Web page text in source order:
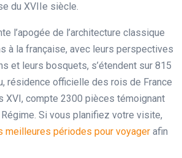
du XVIIe siècle.
l’apogée de l’architecture classique
à la française, avec leurs perspectives
et leurs bosquets, s’étendent sur 815
résidence officielle des rois de France
XVI, compte 2300 pièces témoignant
Si vous planifiez votre visite,
meilleures périodes pour voyager afin